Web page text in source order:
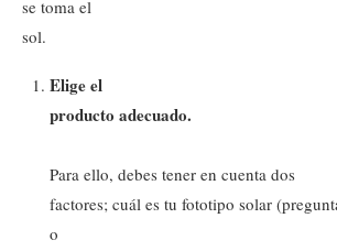
se toma el
sol.
Elige el
producto adecuado.
Para ello, debes tener en cuenta dos
factores; cuál es tu fototipo solar
o